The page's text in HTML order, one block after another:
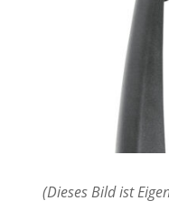
(Dieses Bild ist